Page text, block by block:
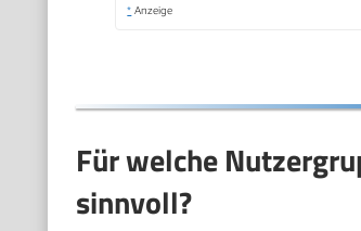
* Anzeige
Für welche
sinnvoll?